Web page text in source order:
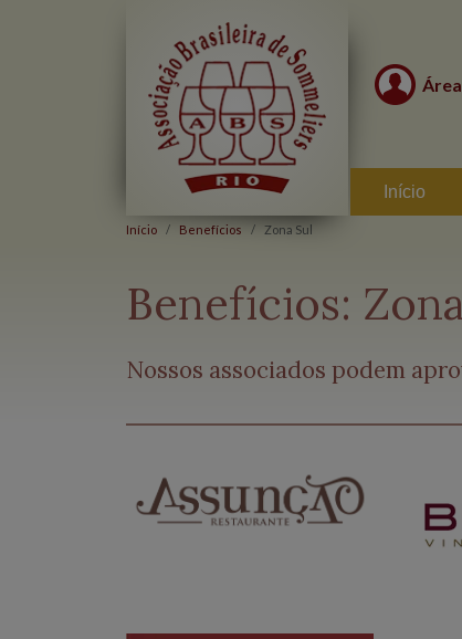
Início
Início Benefícios Zona Sul
Benefícios:
Nossos associados podem